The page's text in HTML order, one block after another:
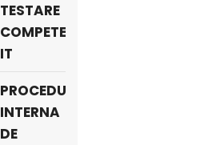
TESTARE
COMPETENȚE
IT
PROCEDURA
INTERNA
DE